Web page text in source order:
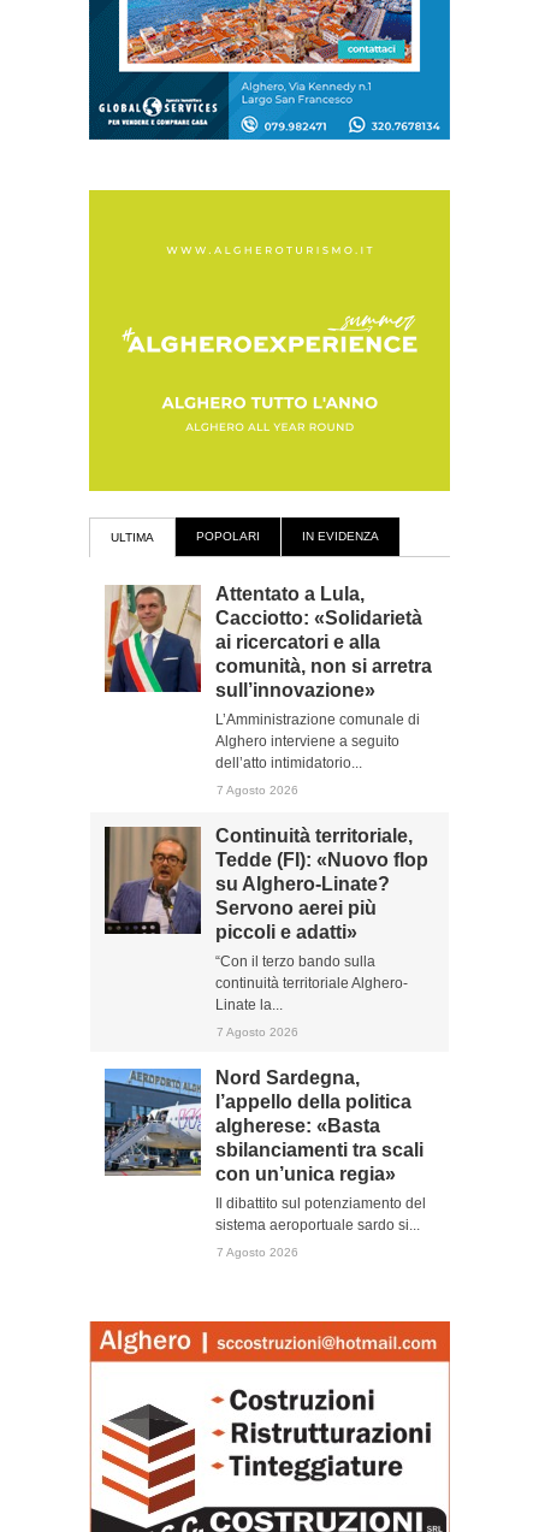
ULTIMA POPOLARI IN EVIDENZA
Attentato a Lula,
Cacciotto: «Solidarietà
ai ricercatori e alla
comunità, non si arretra
sull’innovazione»
L’Amministrazione comunale di
Alghero interviene a seguito
dell’atto intimidatorio...
7 Agosto 2026
Continuità territoriale,
Tedde (FI): «Nuovo flop
su Alghero-Linate?
Servono aerei più
piccoli e adatti»
“Con il terzo bando sulla
continuità territoriale Alghero-
Linate la...
7 Agosto 2026
Nord Sardegna,
l’appello della politica
algherese: «Basta
sbilanciamenti tra scali
con un’unica regia»
Il dibattito sul potenziamento del
sistema aeroportuale sardo si...
7 Agosto 2026